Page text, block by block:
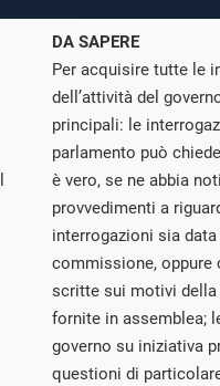
DA SAPERE
Per acquisire tutte le
dell’attività del
principali: le
parlamento può
è vero, se ne abbia
provvedimenti a
interrogazioni sia
commissione, oppure
scritte sui motivi della
fornite in assemblea;
governo su iniziativa
questioni di